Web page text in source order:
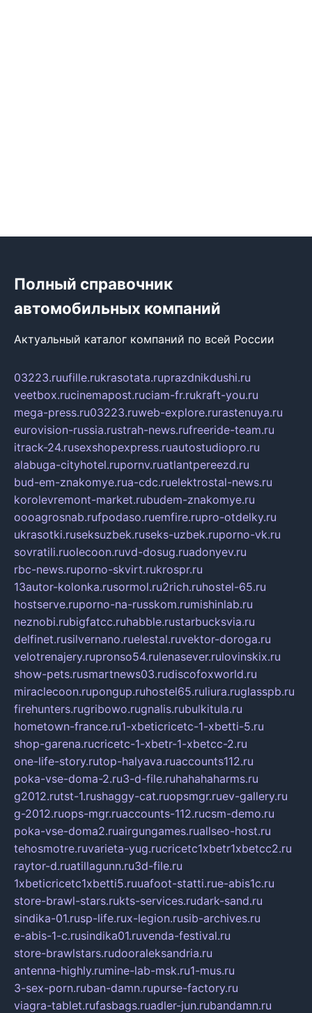
Полный справочник
автомобильных компаний
Актуальный каталог компаний по всей России
03223.ruufille.rukrasotata.ruprazdnikdushi.ru
veetbox.rucinemapost.ruciam-fr.rukraft-you.ru
mega-press.ru03223.ruweb-explore.rurastenuya.ru
eurovision-russia.rustrah-news.rufreeride-team.ru
itrack-24.rusexshopexpress.ruautostudiopro.ru
alabuga-cityhotel.rupornv.ruatlantpereezd.ru
bud-em-znakomye.rua-cdc.ruelektrostal-news.ru
korolevremont-market.rubudem-znakomye.ru
oooagrosnab.rufpodaso.ruemfire.rupro-otdelky.ru
ukrasotki.ruseksuzbek.ruseks-uzbek.ruporno-vk.ru
sovratili.ruolecoon.ruvd-dosug.ruadonyev.ru
rbc-news.ruporno-skvirt.rukrospr.ru
13autor-kolonka.rusormol.ru2rich.ruhostel-65.ru
hostserve.ruporno-na-russkom.rumishinlab.ru
neznobi.rubigfatcc.ruhabble.rustarbucksvia.ru
delfinet.rusilvernano.ruelestal.ruvektor-doroga.ru
velotrenajery.rupronso54.rulenasever.rulovinskix.ru
show-pets.rusmartnews03.rudiscofoxworld.ru
miraclecoon.rupongup.ruhostel65.ruliura.ruglasspb.ru
firehunters.rugribowo.rugnalis.rubulkitula.ru
hometown-france.ru1-xbeticricetc-1-xbetti-5.ru
shop-garena.rucricetc-1-xbetr-1-xbetcc-2.ru
one-life-story.rutop-halyava.ruaccounts112.ru
poka-vse-doma-2.ru3-d-file.ruhahahaharms.ru
g2012.rutst-1.rushaggy-cat.ruopsmgr.ruev-gallery.ru
g-2012.ruops-mgr.ruaccounts-112.rucsm-demo.ru
poka-vse-doma2.ruairgungames.ruallseo-host.ru
tehosmotre.ruvarieta-yug.rucricetc1xbetr1xbetcc2.ru
raytor-d.ruatillagunn.ru3d-file.ru
1xbeticricetc1xbetti5.ruuafoot-statti.rue-abis1c.ru
store-brawl-stars.rukts-services.rudark-sand.ru
sindika-01.rusp-life.rux-legion.rusib-archives.ru
e-abis-1-c.rusindika01.ruvenda-festival.ru
store-brawlstars.rudooraleksandria.ru
antenna-highly.rumine-lab-msk.ru1-mus.ru
3-sex-porn.ruban-damn.rupurse-factory.ru
viagra-tablet.rufasbags.ruadler-jun.rubandamn.ru